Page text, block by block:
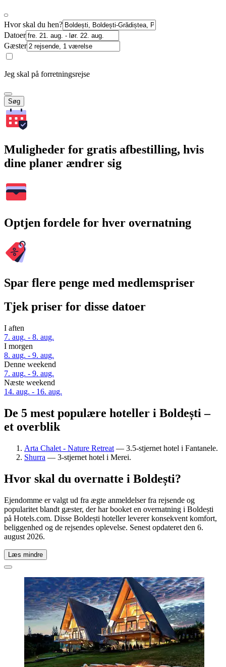
Hvor skal du hen?
Datoer
Gæster
Jeg skal på forretningsrejse
Søg
Muligheder for gratis afbestilling, hvis
dine planer ændrer sig
Optjen fordele for hver overnatning
Spar flere penge med medlemspriser
Tjek priser for disse datoer
I aften
7. aug. - 8. aug.
I morgen
8. aug. - 9. aug.
Denne weekend
7. aug. - 9. aug.
Næste weekend
14. aug. - 16. aug.
De 5 mest populære hoteller i Boldești –
et overblik
Arta Chalet - Nature Retreat — 3.5-stjernet hotel i Fantanele.
Shurra — 3-stjernet hotel i Merei.
Hvor skal du overnatte i Boldești?
Ejendomme er valgt ud fra ægte anmeldelser fra rejsende og
popularitet blandt gæster, der har booket en overnatning i Boldești
på Hotels.com. Disse Boldești hoteller leverer konsekvent komfort,
beliggenhed og de rejsendes oplevelse. Senest opdateret den 6.
august 2026.
Læs mindre